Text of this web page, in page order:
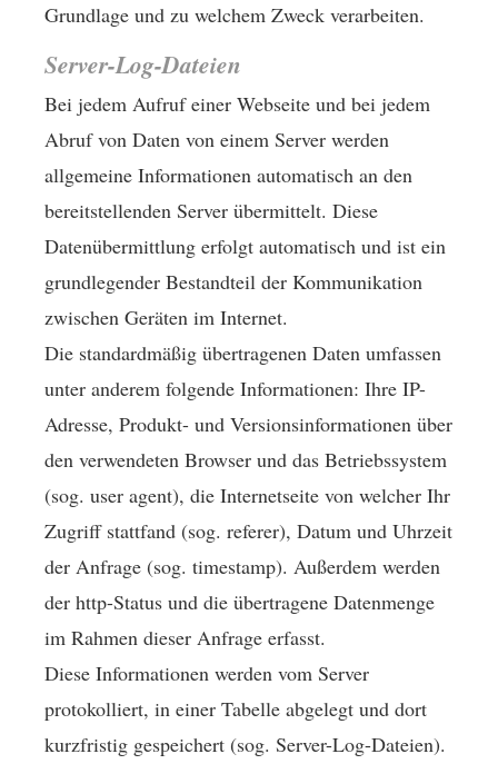
Grundlage und zu welchem Zweck verarbeiten.
Server-Log-Dateien
Bei jedem Aufruf einer Webseite und bei jedem
Abruf von Daten von einem Server werden
allgemeine Informationen automatisch an den
bereitstellenden Server übermittelt. Diese
Datenübermittlung erfolgt automatisch und ist ein
grundlegender Bestandteil der Kommunikation
zwischen Geräten im Internet.
Die standardmäßig übertragenen Daten umfassen
unter anderem folgende Informationen: Ihre IP-
Adresse, Produkt- und Versionsinformationen über
den verwendeten Browser und das Betriebssystem
(sog. user agent), die Internetseite von welcher Ihr
Zugriff stattfand (sog. referer), Datum und Uhrzeit
der Anfrage (sog. timestamp). Außerdem werden
der http-Status und die übertragene Datenmenge
im Rahmen dieser Anfrage erfasst.
Diese Informationen werden vom Server
protokolliert, in einer Tabelle abgelegt und dort
kurzfristig gespeichert (sog. Server-Log-Dateien).